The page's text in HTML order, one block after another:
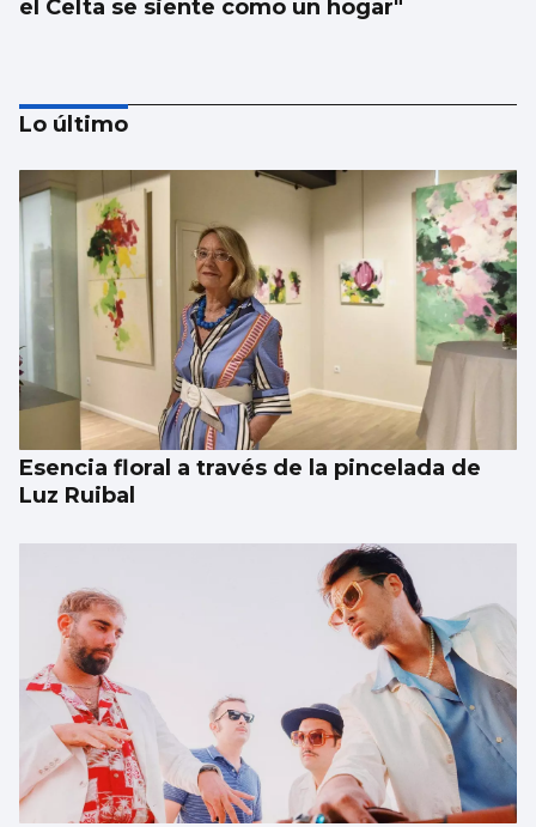
el Celta se siente como un hogar"
Borja Iglesias, Ana Peleteiro o Abel
Caballero, entre los favoritos de los
gallegos para compartir un viaje
Lo último
Esencia floral a través de la pincelada de
Luz Ruibal